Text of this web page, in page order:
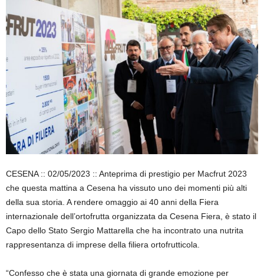
CESENA :: 02/05/2023 :: Anteprima di prestigio per Macfrut 2023
che questa mattina a Cesena ha vissuto uno dei momenti più alti
della sua storia. A rendere omaggio ai 40 anni della Fiera
internazionale dell’ortofrutta organizzata da Cesena Fiera, è stato il
Capo dello Stato Sergio Mattarella che ha incontrato una nutrita
rappresentanza di imprese della filiera ortofrutticola.
“Confesso che è stata una giornata di grande emozione per